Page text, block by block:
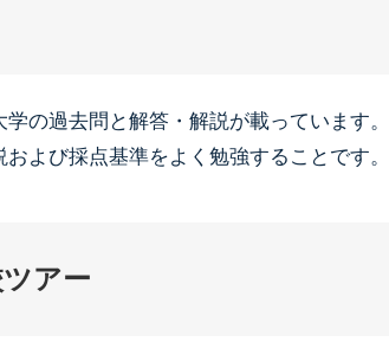
の過去問と解答・解説が載っています。
よび採点基準をよく勉強することです。
アー